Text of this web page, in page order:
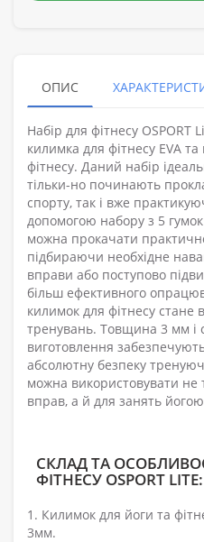
ОПИС
Набір для фітнесу OSPORT
килимка для фітнесу EVA
фітнесу. Даний набір
тільки-но починають
спорту, так і вже
допомогою набору з 5
можна прокачати
підбираючи необхідне
вправи або поступово
більш ефективного
килимок для фітнесу
тренувань. Товщина 3 мм і
виготовлення
абсолютну безпеку
можна використовувати не
вправ, а й для занять
СКЛАД ТА
ФІТНЕСУ OSPORT LITE:
1. Килимок для йоги та
3мм.